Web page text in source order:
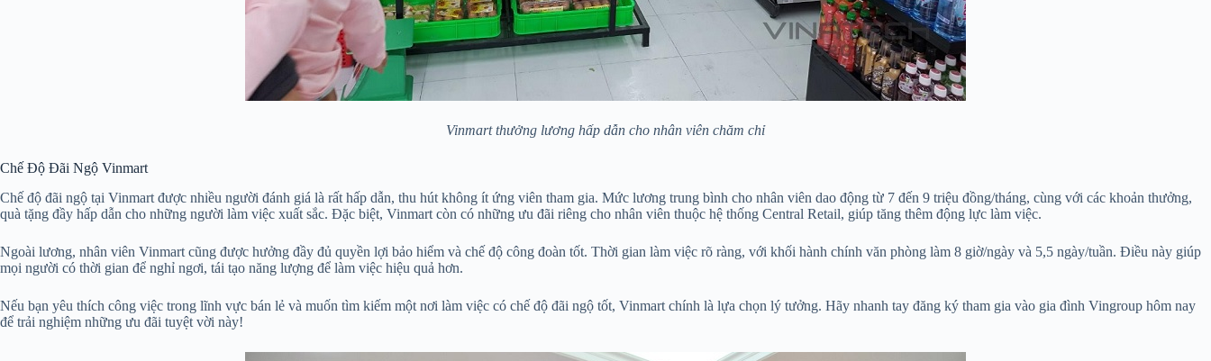
Vinmart thưởng lương hấp dẫn cho nhân viên chăm chỉ
Chế Độ Đãi Ngộ Vinmart
Chế độ đãi ngộ tại Vinmart được nhiều người đánh giá là rất hấp dẫn, thu hút không ít ứng viên tham gia. Mức lương trung bình cho nhân viên dao động từ 7 đến 9 triệu đồng/tháng, cùng với các khoản thưởng,
quà tặng đầy hấp dẫn cho những người làm việc xuất sắc. Đặc biệt, Vinmart còn có những ưu đãi riêng cho nhân viên thuộc hệ thống Central Retail, giúp tăng thêm động lực làm việc.
Ngoài lương, nhân viên Vinmart cũng được hưởng đầy đủ quyền lợi bảo hiểm và chế độ công đoàn tốt. Thời gian làm việc rõ ràng, với khối hành chính văn phòng làm 8 giờ/ngày và 5,5 ngày/tuần. Điều này giúp
mọi người có thời gian để nghỉ ngơi, tái tạo năng lượng để làm việc hiệu quả hơn.
Nếu bạn yêu thích công việc trong lĩnh vực bán lẻ và muốn tìm kiếm một nơi làm việc có chế độ đãi ngộ tốt, Vinmart chính là lựa chọn lý tưởng. Hãy nhanh tay đăng ký tham gia vào gia đình Vingroup hôm nay
để trải nghiệm những ưu đãi tuyệt vời này!